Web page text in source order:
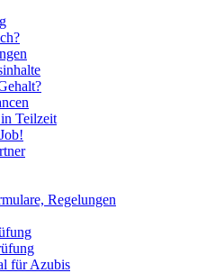
Teilzeit
Regelungen
für Azubis